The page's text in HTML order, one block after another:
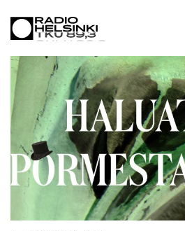
OHJELMAT
TEKIJÄT
ON-DEMAND
PODCAST